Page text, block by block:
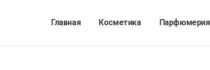
Главная Косметика Парфюмерия